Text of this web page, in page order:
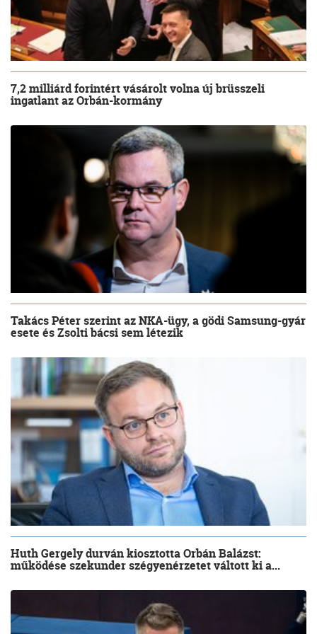
7,2 milliárd forintért vásárolt volna új brüsszeli
ingatlant az Orbán-kormány
Takács Péter szerint az NKA-ügy, a gödi Samsung-gyár
esete és Zsolti bácsi sem létezik
Huth Gergely durván kiosztotta Orbán Balázst:
működése szekunder szégyenérzetet váltott ki a...